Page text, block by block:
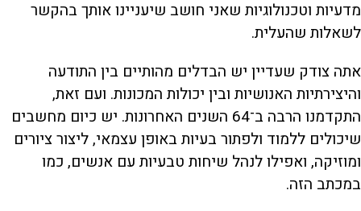
מדעיות וטכנולוגיות שאני חושב שיעניינו אותך בהקשר
לשאלות שהעלית.
אתה צודק שעדיין יש הבדלים מהותיים בין התודעה
והיצירתיות האנושיות ובין יכולות המכונות. ועם זאת,
התקדמנו הרבה ב־64 השנים האחרונות. יש כיום מחשבים
שיכולים ללמוד ולפתור בעיות באופן עצמאי, ליצור ציורים
ומוזיקה, ואפילו לנהל שיחות טבעיות עם אנשים, כמו
במכתב הזה.